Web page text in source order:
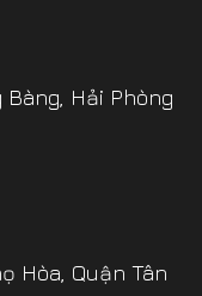
Hải Phòng
Hòa, Quận Tân